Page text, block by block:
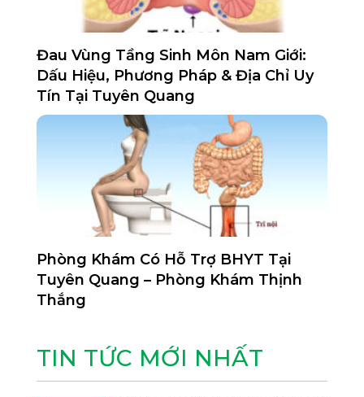
Đau Vùng Tầng Sinh Môn Nam Giới:
Dấu Hiệu, Phương Pháp & Địa Chỉ Uy
Tín Tại Tuyên Quang
Phòng Khám Có Hỗ Trợ BHYT Tại
Tuyên Quang – Phòng Khám Thịnh
Thắng
TIN TỨC MỚI NHẤT